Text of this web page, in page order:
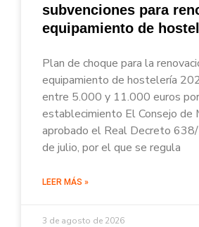
subvenciones para
equipamiento de
Plan de choque para la
equipamiento de hostelería
entre 5.000 y 11.000 euros por
establecimiento El Consejo de
aprobado el Real Decreto
de julio, por el que se regula
LEER MÁS »
3 de agosto de 2026